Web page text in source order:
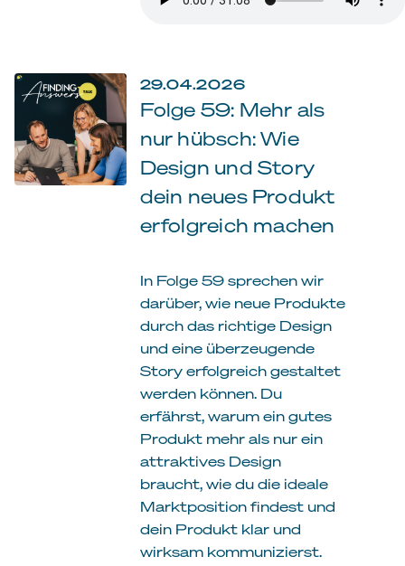
29.04.2026
Folge 59: Mehr als
nur hübsch: Wie
Design und Story
dein neues Produkt
erfolgreich machen
In Folge 59 sprechen wir
darüber, wie neue Produkte
durch das richtige Design
und eine überzeugende
Story erfolgreich gestaltet
werden können. Du
erfährst, warum ein gutes
Produkt mehr als nur ein
attraktives Design
braucht, wie du die ideale
Marktposition findest und
dein Produkt klar und
wirksam kommunizierst.